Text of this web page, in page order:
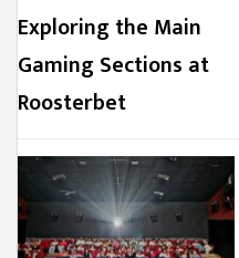
Exploring the Main
Gaming Sections at
Roosterbet